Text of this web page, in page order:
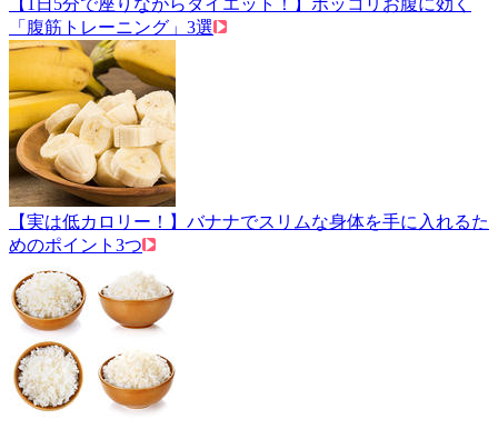
【1日5分で座りながらダイエット！】ポッコリお腹に効く
「腹筋トレーニング」3選
【実は低カロリー！】バナナでスリムな身体を手に入れるた
めのポイント3つ